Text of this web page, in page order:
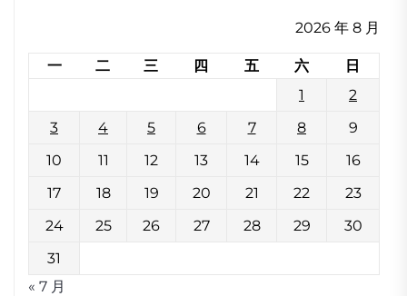
2026 年 8 月
一 二 三 四 五 六
日
1
2
3
4 5 6 7 8
9
10
11 12 13 14 15
16
17
18 19 20 21 22
23
24
25 26 27 28 29
30
31
« 7 月